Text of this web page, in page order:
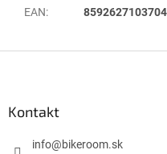
EAN: 8592627103704
Kontakt
info@bikeroom.sk